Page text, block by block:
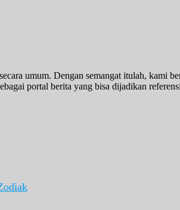
umum. Dengan semangat itulah, kami
portal berita yang bisa dijadikan